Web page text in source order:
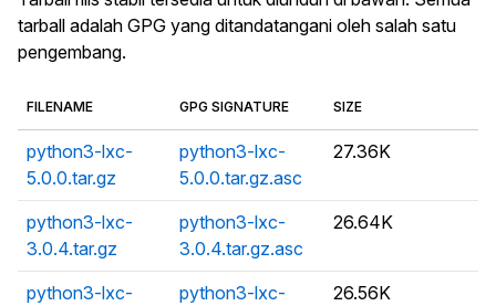
tarball adalah GPG yang ditandatangani oleh salah satu
pengembang.
FILENAME GPG SIGNATURE SIZE
python3-lxc-
5.0.0.tar.gz
python3-lxc-
5.0.0.tar.gz.asc
27.36K
python3-lxc-
3.0.4.tar.gz
python3-lxc-
3.0.4.tar.gz.asc
26.64K
python3-lxc-
python3-lxc-
26.56K